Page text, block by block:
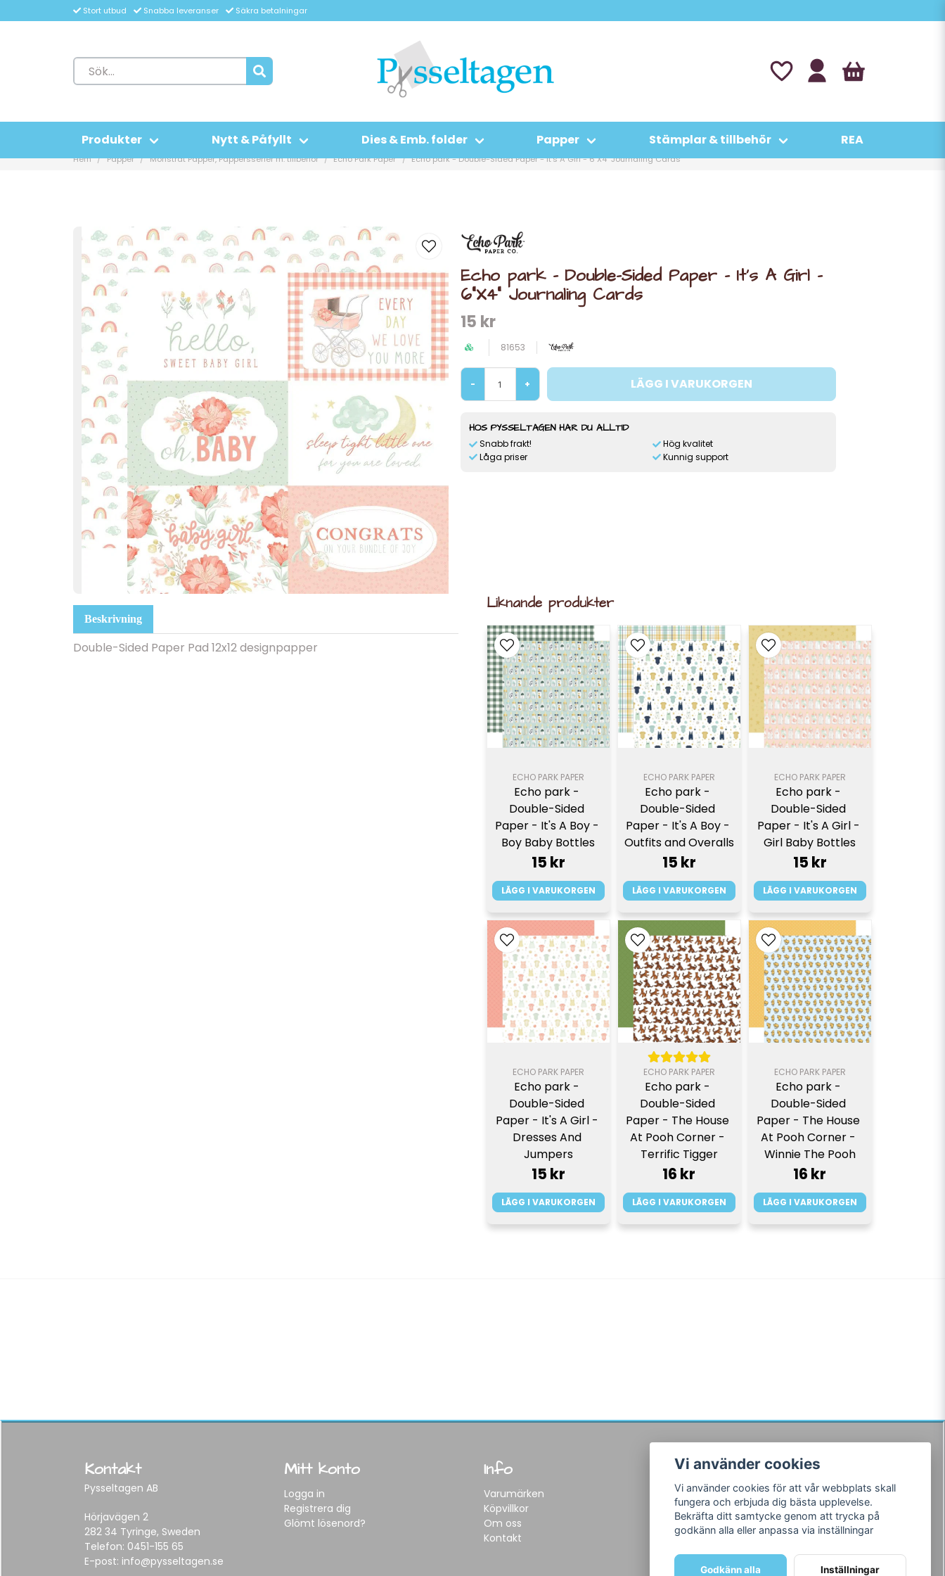
Stort utbud Snabba leveranser Säkra betalningar
Produkter Nytt & Påfyllt Dies & Emb. folder Papper Stämplar & tillbehör REA
Hem Papper Mönstrat Papper, Pappersserier m. tillbehör Echo Park Paper Echo park - Double-Sided Paper - It's A Girl - 6"X4" Journaling Cards
Echo park - Double-Sided Paper - It's A Girl -
6"X4" Journaling Cards
15 kr
81653
- + LÄGG I VARUKORGEN
HOS PYSSELTAGEN HAR DU ALLTID
Snabb frakt!
Låga priser
Hög kvalitet
Kunnig support
Beskrivning
Double-Sided Paper Pad 12x12 designpapper
Liknande produkter
ECHO PARK PAPER
Echo park -
Double-Sided
Paper - It's A Boy -
Boy Baby Bottles
15 kr
LÄGG I VARUKORGEN
ECHO PARK PAPER
Echo park -
Double-Sided
Paper - It's A Boy -
Outfits and Overalls
15 kr
LÄGG I VARUKORGEN
ECHO PARK PAPER
Echo park -
Double-Sided
Paper - It's A Girl -
Girl Baby Bottles
15 kr
LÄGG I VARUKORGEN
ECHO PARK PAPER
Echo park -
Double-Sided
Paper - It's A Girl -
Dresses And
Jumpers
15 kr
LÄGG I VARUKORGEN
ECHO PARK PAPER
Echo park -
Double-Sided
Paper - The House
At Pooh Corner -
Terrific Tigger
16 kr
LÄGG I VARUKORGEN
ECHO PARK PAPER
Echo park -
Double-Sided
Paper - The House
At Pooh Corner -
Winnie The Pooh
16 kr
LÄGG I VARUKORGEN
Kontakt
Pysseltagen AB
Hörjavägen 2
282 34 Tyringe, Sweden
Telefon: 0451-155 65
E-post: info@pysseltagen.se
Mitt konto
Logga in
Registrera dig
Glömt lösenord?
Info
Varumärken
Köpvillkor
Om oss
Kontakt
Följ oss
Facebook
Instagram
Vi använder cookies
Vi använder cookies för att vår webbplats skall
fungera och erbjuda dig bästa upplevelse.
Bekräfta ditt samtycke genom att trycka på
godkänn alla eller anpassa via inställningar
Godkänn alla Inställningar